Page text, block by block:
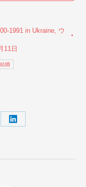
1991 in Ukraine, ウ
11日
婚
Share